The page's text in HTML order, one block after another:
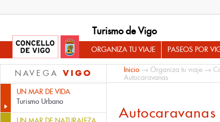
Turismo de Vigo
ORGANIZA TU VIAJE PASEOS POR
NAVEGA VIGO
UN MAR DE VIDA
Turismo Urbano
Inicio → Organiza tu viaje →
Autocaravanas
Autocaravanas